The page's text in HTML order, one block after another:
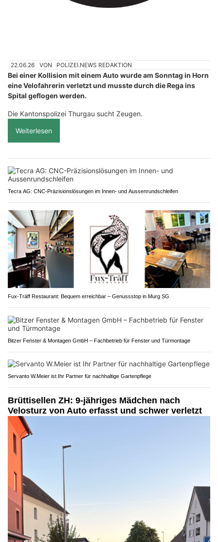
22.06.26 VON POLIZEI.NEWS REDAKTION
Bei einer Kollision mit einem Auto wurde am Sonntag in Horn
eine Velofahrerin verletzt und musste durch die Rega ins
Spital geflogen werden.
Die Kantonspolizei Thurgau sucht Zeugen.
Weiterlesen
Tecra AG: CNC-Präzisionslösungen im Innen- und Aussenrundschleifen
Fux-Träff Restaurant: Bequem erreichbar – Genussstop in Murg SG
Bitzer Fenster & Montagen GmbH – Fachbetrieb für Fenster und Türmontage
Servanto W.Meier ist Ihr Partner für nachhaltige Gartenpflege
Brüttisellen ZH: 9-jähriges Mädchen nach
Velosturz von Auto erfasst und schwer verletzt